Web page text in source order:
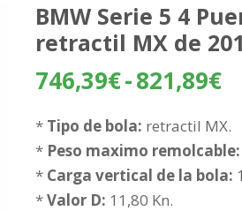
BMW Serie 5 4
retractil MX de
746,39€-821,89€
* Tipo de bola: retractil MX.
* Peso maximo remolcable:
* Carga vertical de la bola:
*Valor D: 11,80 Kn.